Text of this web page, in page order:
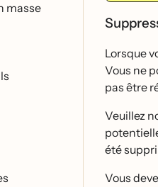
masse
Lorsque
Vous ne
pas être
Veuillez
été
Vous